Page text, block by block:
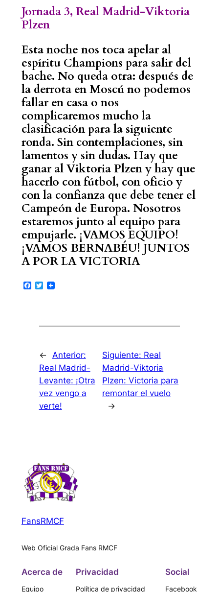
Jornada 3, Real Madrid-Viktoria
Plzen
Esta noche nos toca apelar al
espíritu Champions para salir del
bache. No queda otra: después de
la derrota en Moscú no podemos
fallar en casa o nos
complicaremos mucho la
clasificación para la siguiente
ronda. Sin contemplaciones, sin
lamentos y sin dudas. Hay que
ganar al Viktoria Plzen y hay que
hacerlo con fútbol, con oficio y
con la confianza que debe tener el
Campeón de Europa. Nosotros
estaremos junto al equipo para
empujarle. ¡VAMOS EQUIPO!
¡VAMOS BERNABÉU! JUNTOS
A POR LA VICTORIA
Facebook
Twitter
←
Anterior:
Real Madrid-
Levante: ¡Otra
vez vengo a
verte!
Siguiente: Real
Madrid-Viktoria
Plzen: Victoria para
remontar el vuelo
→
FansRMCF
Web Oficial Grada Fans RMCF
Acerca de
Equipo
Privacidad
Política de privacidad
Social
Facebook